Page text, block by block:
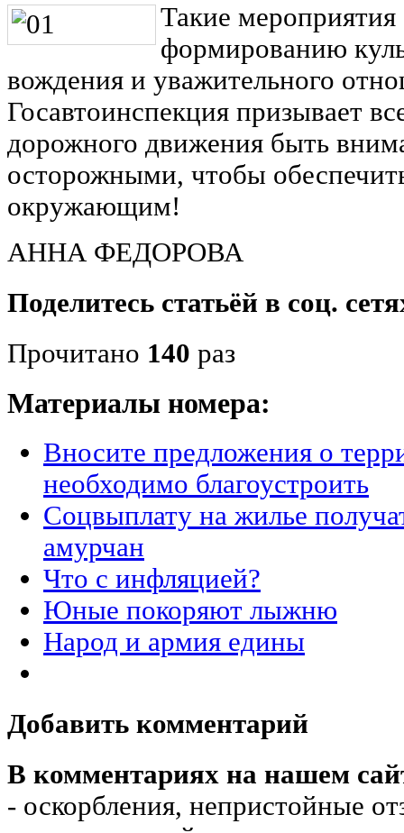
Такие
формированию
вождения и уважительного
Госавтоинспекция призывает
дорожного движения быть
осторожными, чтобы
окружающим!
АННА ФЕДОРОВА
Поделитесь статьёй в соц.
Прочитано 140 раз
Материалы номера:
Вносите предложения о
необходимо благоустроить
Соцвыплату на жилье
амурчан
Что с инфляцией?
Юные покоряют лыжню
Народ и армия едины
Добавить комментарий
В комментариях на нашем
- оскорбления, непристойные